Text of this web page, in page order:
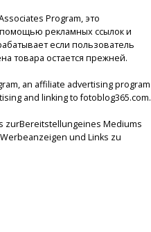
Program, это
помощью рекламных ссылок и
если пользователь
товара остается прежней.
an affiliate advertising program
and linking to fotoblog365.com.
zurBereitstellungeines Mediums
und Links zu